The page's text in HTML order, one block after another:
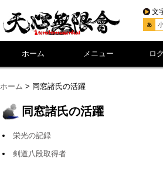
文
ホーム メニュー ロ
ホーム > 同窓諸氏の活躍
同窓諸氏の活躍
栄光の記録
剣道八段取得者